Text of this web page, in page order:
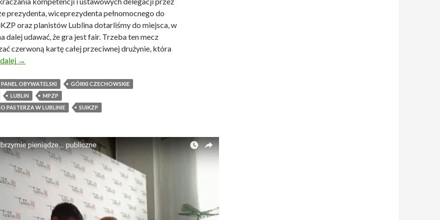
prezydenta, wiceprezydenta pełnomocnego do
oraz planistów Lublina dotarliśmy do miejsca, w
dalej udawać, że gra jest fair. Trzeba ten mecz
czerwoną kartę całej przeciwnej drużynie, która
J
k
w
y
a
ć
b
a
l
→
OBYWATELSKI
GÓRKI CZECHOWSKIE
LUBLIN
MPZP
PASTERZA W LUBLINIE
SUIKZP